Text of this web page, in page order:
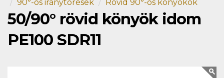
90°-os iránytörések
Rövid 90°-os könyökök
50/90° rövid könyök idom
PE100 SDR11